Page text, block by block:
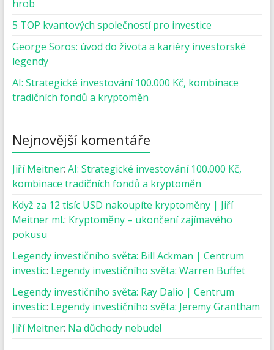
hrob
5 TOP kvantových společností pro investice
George Soros: úvod do života a kariéry investorské
legendy
AI: Strategické investování 100.000 Kč, kombinace
tradičních fondů a kryptoměn
Nejnovější komentáře
Jiří Meitner: AI: Strategické investování 100.000 Kč,
kombinace tradičních fondů a kryptoměn
Když za 12 tisíc USD nakoupíte kryptoměny | Jiří
Meitner ml.: Kryptoměny – ukončení zajímavého
pokusu
Legendy investičního světa: Bill Ackman | Centrum
investic: Legendy investičního světa: Warren Buffet
Legendy investičního světa: Ray Dalio | Centrum
investic: Legendy investičního světa: Jeremy Grantham
Jiří Meitner: Na důchody nebude!